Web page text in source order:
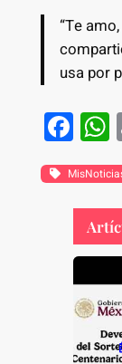
“Te
usa por
F
a
c
e
b
o
o
k